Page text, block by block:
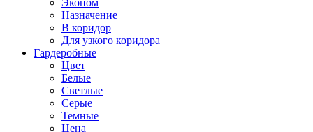
Эконом
Назначение
В коридор
Для узкого коридора
Гардеробные
Цвет
Белые
Светлые
Серые
Темные
Цена